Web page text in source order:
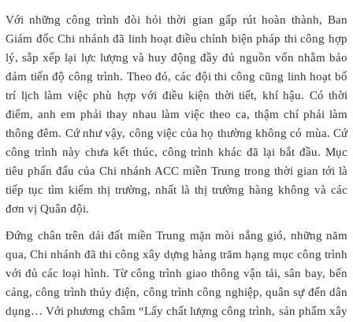
Với những công trình đòi hỏi thời gian gấp rút hoàn thành, Ban
Giám đốc Chi nhánh đã linh hoạt điều chỉnh biện pháp thi công hợp
lý, sắp xếp lại lực lượng và huy động đầy đủ nguồn vốn nhằm bảo
đảm tiến độ công trình. Theo đó, các đội thi công cũng linh hoạt bố
trí lịch làm việc phù hợp với điều kiện thời tiết, khí hậu. Có thời
điểm, anh em phải thay nhau làm việc theo ca, thậm chí phải làm
thông đêm. Cứ như vậy, công việc của họ thường không có mùa. Cứ
công trình này chưa kết thúc, công trình khác đã lại bắt đầu. Mục
tiêu phấn đấu của Chi nhánh ACC miền Trung trong thời gian tới là
tiếp tục tìm kiếm thị trường, nhất là thị trường hàng không và các
đơn vị Quân đội.
Đứng chân trên dải đất miền Trung mặn mòi nắng gió, những năm
qua, Chi nhánh đã thi công xây dựng hàng trăm hạng mục công trình
với đủ các loại hình. Từ công trình giao thông vận tải, sân bay, bến
cảng, công trình thủy điện, công trình công nghiệp, quân sự đến dân
dụng… Với phương châm “Lấy chất lượng công trình, sản phẩm xây